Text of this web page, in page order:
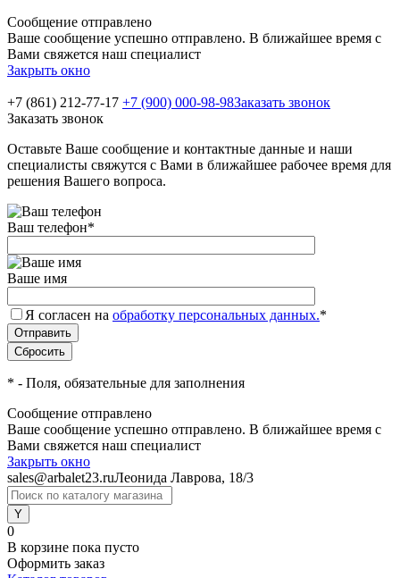
Сообщение отправлено
Ваше сообщение успешно отправлено. В ближайшее время с
Вами свяжется наш специалист
Закрыть окно
+7 (861) 212-77-17 +7 (900) 000-98-98Заказать звонок
Заказать звонок
Оставьте Ваше сообщение и контактные данные и наши
специалисты свяжутся с Вами в ближайшее рабочее время для
решения Вашего вопроса.
Ваш телефон*
Ваше имя
Я согласен на обработку персональных данных.*
* - Поля, обязательные для заполнения
Сообщение отправлено
Ваше сообщение успешно отправлено. В ближайшее время с
Вами свяжется наш специалист
Закрыть окно
sales@arbalet23.ruЛеонида Лаврова, 18/3
0
В корзине пока пусто
Оформить заказ